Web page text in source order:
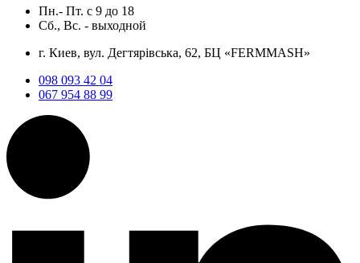
Пн.- Пт. с 9 до 18
Сб., Вс. - выходной
г. Киев, вул. Дегтярівська, 62, БЦ «FERMMASH»
098 093 42 04
067 954 88 99